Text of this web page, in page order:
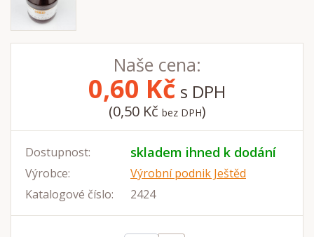
Naše cena:
0,60 Kč s DPH
(0,50 Kč bez DPH)
Dostupnost: skladem ihned k dodání
Výrobce:
Výrobní podnik Ještěd
Katalogové číslo:
2424